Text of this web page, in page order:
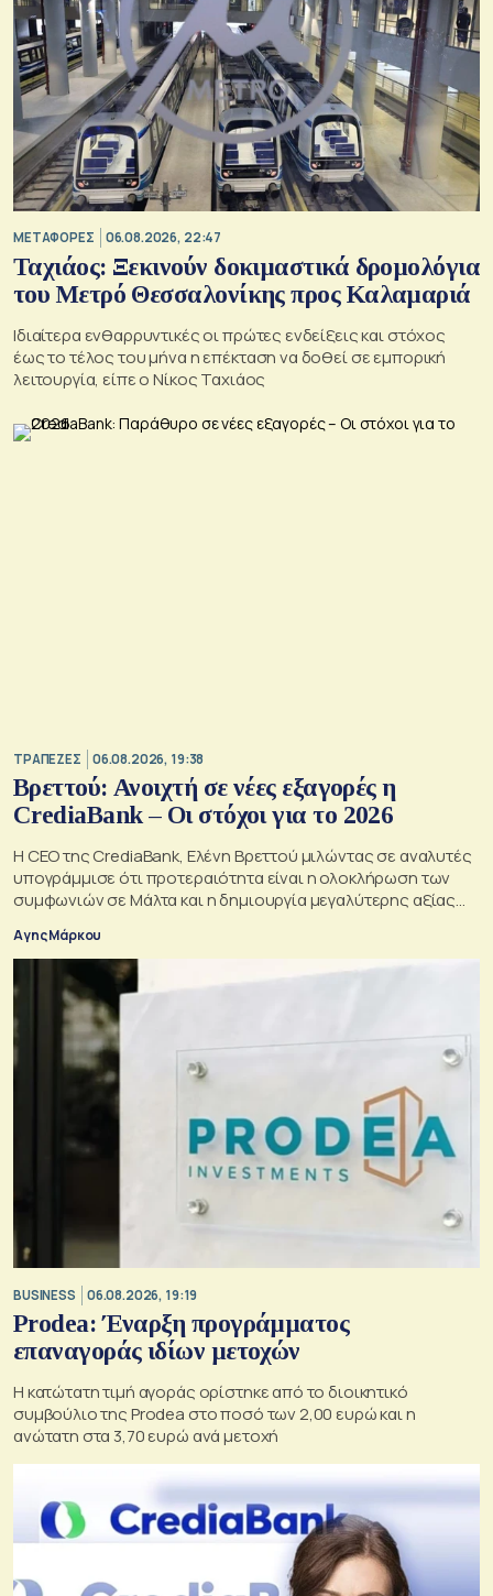
ΜΕΤΑΦΟΡΕΣ 06.08.2026, 22:47
Ταχιάος: Ξεκινούν δοκιμαστικά δρομολόγια
του Μετρό Θεσσαλονίκης προς Καλαμαριά
Ιδιαίτερα ενθαρρυντικές οι πρώτες ενδείξεις και στόχος
έως το τέλος του μήνα η επέκταση να δοθεί σε εμπορική
λειτουργία, είπε ο Νίκος Ταχιάος
ΤΡΑΠΕΖΕΣ 06.08.2026, 19:38
Βρεττού: Ανοιχτή σε νέες εξαγορές η
CrediaBank – Οι στόχοι για το 2026
Η CEO της CrediaBank, Ελένη Βρεττού μιλώντας σε αναλυτές
υπογράμμισε ότι προτεραιότητα είναι η ολοκλήρωση των
συμφωνιών σε Μάλτα και η δημιουργία μεγαλύτερης αξίας
για τους μετόχους
Αγης Μάρκου
BUSINESS 06.08.2026, 19:19
Prodea: Έναρξη προγράμματος
επαναγοράς ιδίων μετοχών
Η κατώτατη τιμή αγοράς ορίστηκε από το διοικητικό
συμβούλιο της Prodea στο ποσό των 2,00 ευρώ και η
ανώτατη στα 3,70 ευρώ ανά μετοχή